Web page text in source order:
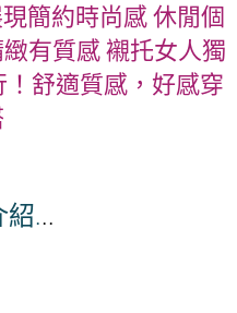
簡約時尚感 休閒個
有質感 襯托女人獨
舒適質感，好感穿
紹...